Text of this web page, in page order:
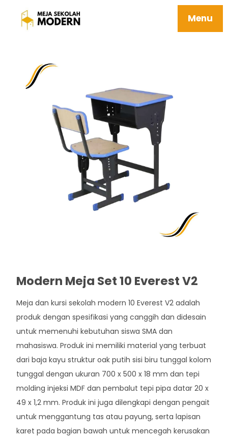
Menu
Meja Dalam Sekolah Tidak Mudah Rusak
Harga Terjangkau 10 Everest V2
Modern Meja Set 10 Everest V2
Meja dan kursi sekolah modern 10 Everest V2 adalah
produk dengan spesifikasi yang canggih dan didesain
untuk memenuhi kebutuhan siswa SMA dan
mahasiswa. Produk ini memiliki material yang terbuat
dari baja kayu struktur oak putih sisi biru tunggal kolom
tunggal dengan ukuran 700 x 500 x 18 mm dan tepi
molding injeksi MDF dan pembalut tepi pipa datar 20 x
49 x 1,2 mm. Produk ini juga dilengkapi dengan pengait
untuk menggantung tas atau payung, serta lapisan
karet pada bagian bawah untuk mencegah kerusakan